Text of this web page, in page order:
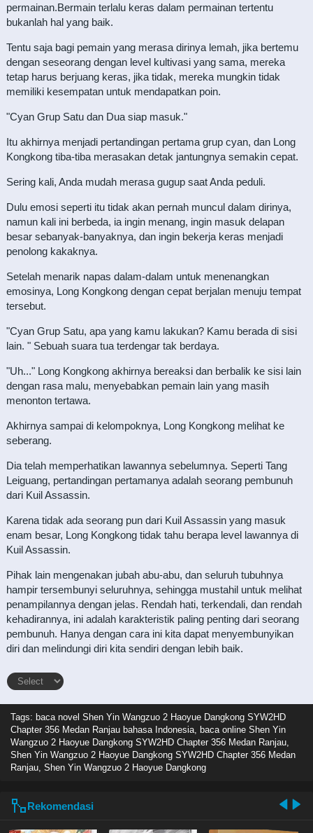
permainan.Bermain terlalu keras dalam permainan tertentu
bukanlah hal yang baik.
Tentu saja bagi pemain yang merasa dirinya lemah, jika bertemu
dengan seseorang dengan level kultivasi yang sama, mereka
tetap harus berjuang keras, jika tidak, mereka mungkin tidak
memiliki kesempatan untuk mendapatkan poin.
"Cyan Grup Satu dan Dua siap masuk."
Itu akhirnya menjadi pertandingan pertama grup cyan, dan Long
Kongkong tiba-tiba merasakan detak jantungnya semakin cepat.
Sering kali, Anda mudah merasa gugup saat Anda peduli.
Dulu emosi seperti itu tidak akan pernah muncul dalam dirinya,
namun kali ini berbeda, ia ingin menang, ingin masuk delapan
besar sebanyak-banyaknya, dan ingin bekerja keras menjadi
penolong kakaknya.
Setelah menarik napas dalam-dalam untuk menenangkan
emosinya, Long Kongkong dengan cepat berjalan menuju tempat
tersebut.
"Cyan Grup Satu, apa yang kamu lakukan? Kamu berada di sisi
lain. " Sebuah suara tua terdengar tak berdaya.
"Uh..." Long Kongkong akhirnya bereaksi dan berbalik ke sisi lain
dengan rasa malu, menyebabkan pemain lain yang masih
menonton tertawa.
Akhirnya sampai di kelompoknya, Long Kongkong melihat ke
seberang.
Dia telah memperhatikan lawannya sebelumnya. Seperti Tang
Leiguang, pertandingan pertamanya adalah seorang pembunuh
dari Kuil Assassin.
Karena tidak ada seorang pun dari Kuil Assassin yang masuk
enam besar, Long Kongkong tidak tahu berapa level lawannya di
Kuil Assassin.
Pihak lain mengenakan jubah abu-abu, dan seluruh tubuhnya
hampir tersembunyi seluruhnya, sehingga mustahil untuk melihat
penampilannya dengan jelas. Rendah hati, terkendali, dan rendah
kehadirannya, ini adalah karakteristik paling penting dari seorang
pembunuh. Hanya dengan cara ini kita dapat menyembunyikan
diri dan melindungi diri kita sendiri dengan lebih baik.
Tags: baca novel Shen Yin Wangzuo 2 Haoyue Dangkong SYW2HD
Chapter 356 Medan Ranjau bahasa Indonesia, baca online Shen Yin
Wangzuo 2 Haoyue Dangkong SYW2HD Chapter 356 Medan Ranjau,
Shen Yin Wangzuo 2 Haoyue Dangkong SYW2HD Chapter 356 Medan
Ranjau, Shen Yin Wangzuo 2 Haoyue Dangkong
Rekomendasi